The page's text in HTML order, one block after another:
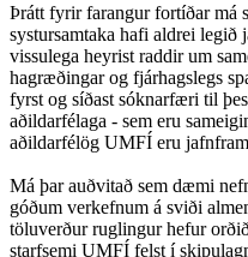
Þrátt fyrir farangur fortíðar má
systursamtaka hafi aldrei
vissulega heyrist raddir um
hagræðingar og fjárhagslegs
fyrst og síðast sóknarfæri til
aðildarfélaga - sem eru
aðildarfélög UMFÍ eru
Má þar auðvitað sem dæmi
góðum verkefnum á sviði
töluverður ruglingur hefur
starfsemi UMFÍ felst í